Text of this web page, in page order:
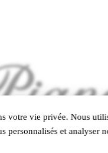
votre vie privée. Nous
personnalisés et analyser